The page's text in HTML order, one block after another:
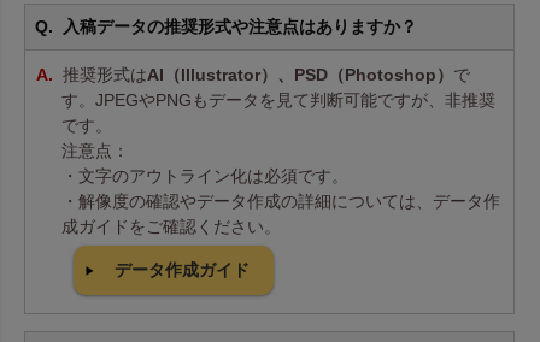
入稿データの推奨形式や注意点はありますか？
推奨形式はAI（Illustrator）、PSD（Photoshop） で
す。JPEGやPNGもデータを見て判断可能ですが、非推奨
です。
注意点：
・文字のアウトライン化は必須です。
・解像度の確認やデータ作成の詳細については、データ作
成ガイドをご確認ください。
データ作成ガイド